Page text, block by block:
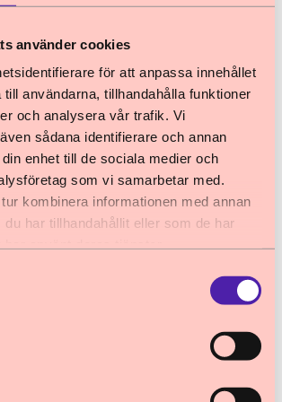
använder cookies
för att anpassa innehållet
användarna, tillhandahålla funktioner
och analysera vår trafik. Vi
sådana identifierare och annan
enhet till de sociala medier och
som vi samarbetar med.
kombinera informationen med annan
du har tillhandahållit eller som de har
yttrar sig med
i uppdraget att företräda barns
FN:s konvention om barnets
som sedan
är lag i Sverige.
avgränsar sitt yttrande till
synpunkter samt synpunkter på
i Inspektionen för vård
föreskrifter
yttrar sig med
i uppdraget att företräda barns
utifrån FN:s konvention
(barnkonventionen).
avgränsar sitt yttrande till